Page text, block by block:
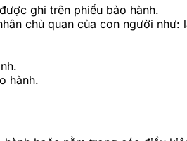
ghi trên phiếu bảo hành.
chủ quan của con người
hành.